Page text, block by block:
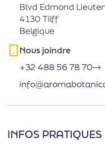
Blvd Edmond
4130 Tilff
Belgique
Nous joindre
+32 488 56 78 70
INFOS PRATIQUES